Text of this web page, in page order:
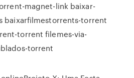
magnet-link baixar-
baixarfilmestorrents-torrent
torrent filemes-via-
torrent